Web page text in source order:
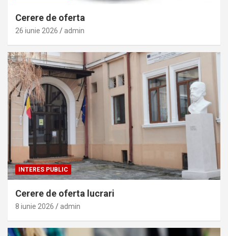
Cerere de oferta
26 iunie 2026 admin
INTERES PUBLIC
Cerere de oferta lucrari
8 iunie 2026 admin